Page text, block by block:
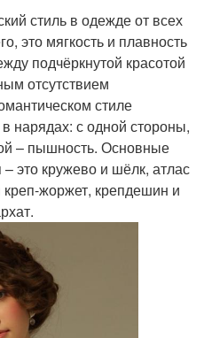
стиль в одежде от всех
это мягкость и плавность
подчёркнутой красотой
отсутствием
стиле
нарядах: с одной стороны,
– пышность. Основные
– это кружево и шёлк, атлас
жоржет, крепдешин и